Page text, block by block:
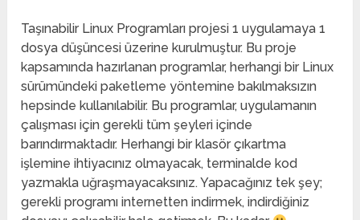
Taşınabilir Linux Programları projesi 1 uygulamaya 1
dosya düşüncesi üzerine kurulmuştur. Bu proje
kapsamında hazırlanan programlar, herhangi bir Linux
sürümündeki paketleme yöntemine bakılmaksızın
hepsinde kullanılabilir. Bu programlar, uygulamanın
çalışması için gerekli tüm şeyleri içinde
barındırmaktadır. Herhangi bir klasör çıkartma
işlemine ihtiyacınız olmayacak, terminalde kod
yazmakla uğraşmayacaksınız. Yapacağınız tek şey;
gerekli programı internetten indirmek, indirdiğiniz